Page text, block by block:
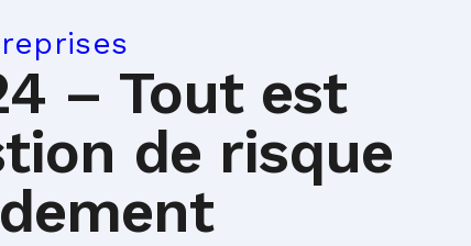
– Tout est
de risque